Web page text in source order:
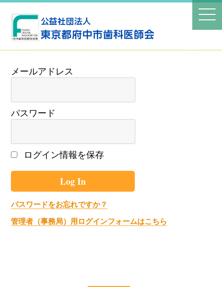
パスワード
ログイン情報を保存
パスワードをお忘れですか？
管理者（事務局）用ログインフォームはこちら